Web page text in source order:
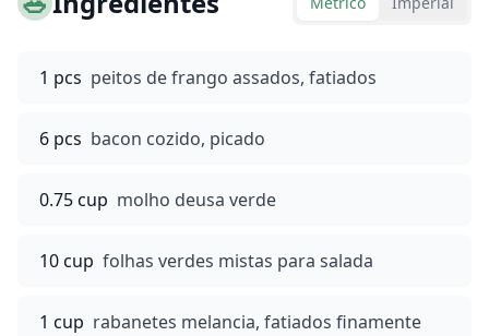
1 pcs peitos de frango assados, fatiados
6 pcs bacon cozido, picado
0.75 cup molho deusa verde
10 cup folhas verdes mistas para salada
1 cup rabanetes melancia, fatiados finamente